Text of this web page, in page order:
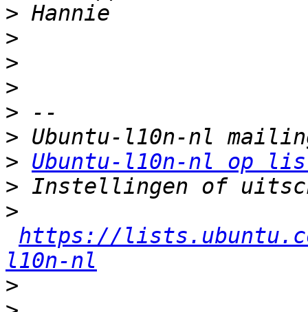
>
>
>
>
>
>
> Ubuntu-l10n-nl op
>
>
https://
l10n-nl
>